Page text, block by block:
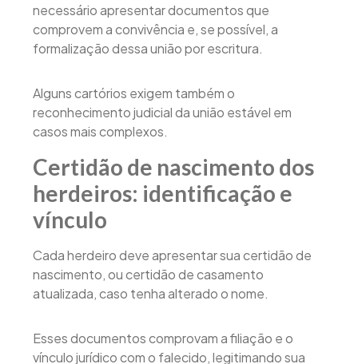
necessário apresentar documentos que
comprovem a convivência e, se possível, a
formalização dessa união por escritura.
Alguns cartórios exigem também o
reconhecimento judicial da união estável em
casos mais complexos.
Certidão de nascimento dos
herdeiros: identificação e
vínculo
Cada herdeiro deve apresentar sua certidão de
nascimento, ou certidão de casamento
atualizada, caso tenha alterado o nome.
Esses documentos comprovam a filiação e o
vínculo jurídico com o falecido, legitimando sua